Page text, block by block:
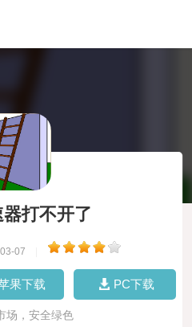
打不开了
07
果下载 PC下载
场，安全绿色